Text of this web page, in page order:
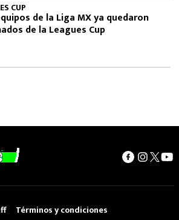
CUP
de la Liga MX ya quedaron
de la Leagues Cup
Términos y condiciones